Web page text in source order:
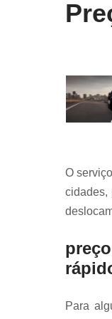
O
cidades,
Para